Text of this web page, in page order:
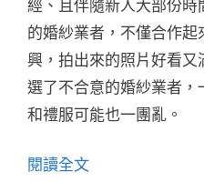
經、且伴隨新人大部份
的婚紗業者，不僅合作
興，拍出來的照片好看
選了不合意的婚紗業者
和禮服可能也一團亂。
閱讀全文